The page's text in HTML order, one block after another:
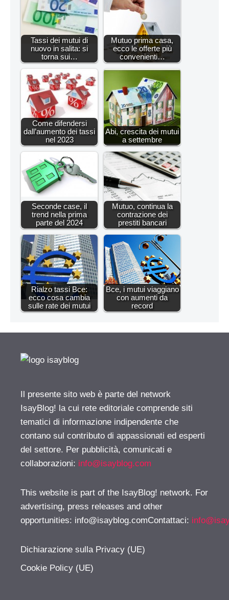
Tassi dei mutui di
nuovo in salita: si
torna sui…
Mutuo prima casa,
ecco le offerte più
convenienti…
Come difendersi
dall’aumento dei tassi
nel 2023
Abi, crescita dei mutui
a settembre
Seconde case, il
trend nella prima
parte del 2024
Mutuo, continua la
contrazione dei
prestiti bancari
Rialzo tassi Bce:
ecco cosa cambia
sulle rate dei mutui
Bce, i mutui viaggiano
con aumenti da
record
Il presente sito web è parte del network
IsayBlog! la cui rete editoriale comprende siti
tematici di informazione indipendente che
contano sul contributo di appassionati ed esperti
del settore. Per pubblicità, comunicati e
collaborazioni: info@isayblog.com
This website is part of the IsayBlog! network. For
advertising, press releases and other
opportunities: info@isayblog.comContattaci:
Dichiarazione sulla Privacy (UE)
Cookie Policy (UE)